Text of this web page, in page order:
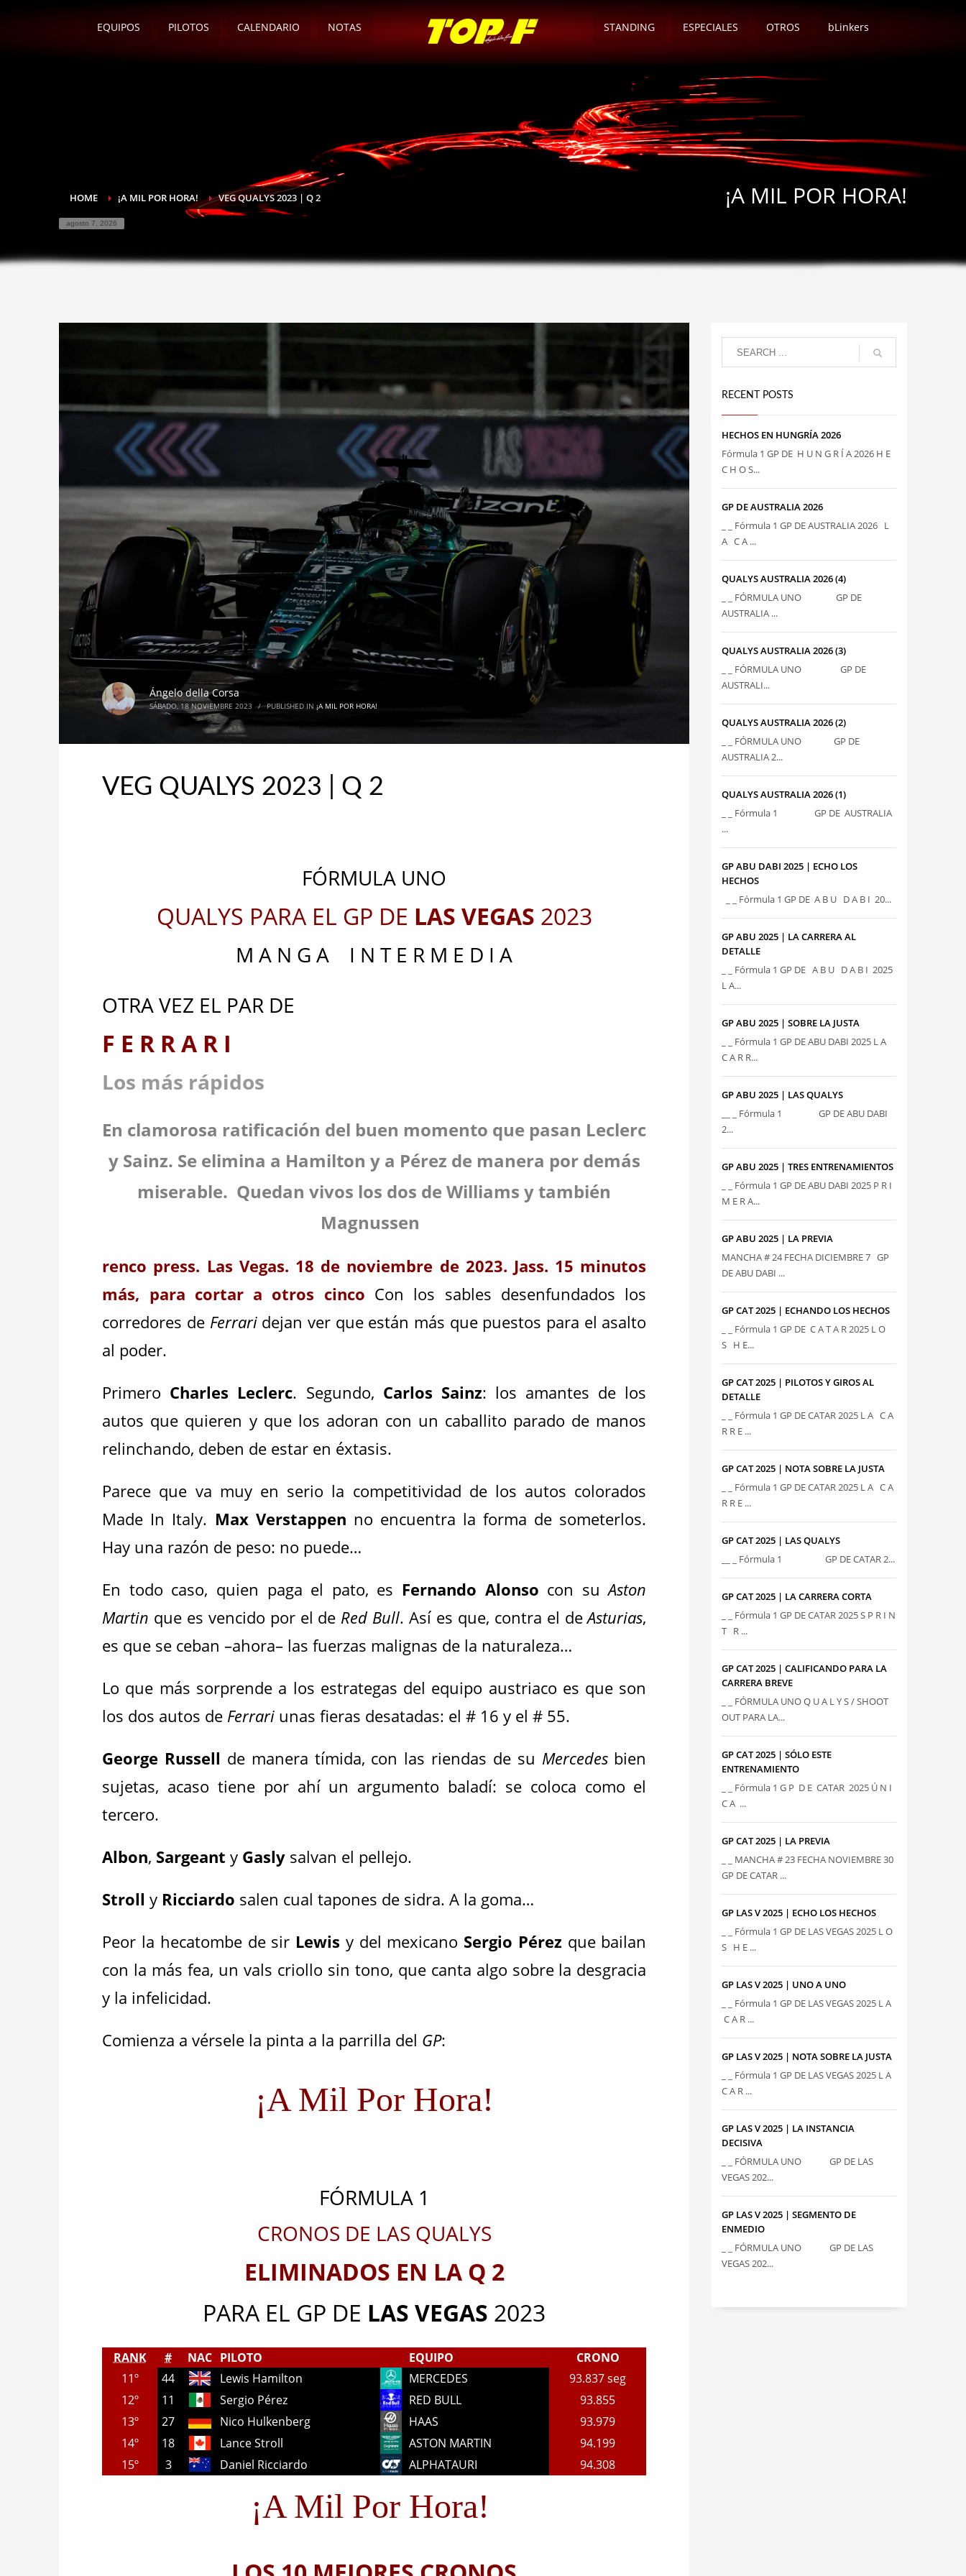
EQUIPOS PILOTOS CALENDARIO NOTAS STANDING ESPECIALES OTROS bLinkers
HOME ¡A MIL POR HORA! VEG QUALYS 2023 | Q 2
agosto 7, 2026
¡A MIL POR HORA!
Ángelo della Corsa
SÁBADO, 18 NOVIEMBRE 2023 / PUBLISHED IN¡A MIL POR HORA!
VEG QUALYS 2023 | Q 2
FÓRMULA UNO
QUALYS PARA EL GP DE LAS VEGAS 2023
M A N G A I N T E R M E D I A
OTRA VEZ EL PAR DE
F E R R A R I
Los más rápidos
En clamorosa ratificación del buen momento que pasan Leclerc
y Sainz. Se elimina a Hamilton y a Pérez de manera por demás
miserable. Quedan vivos los dos de Williams y también
Magnussen
renco press. Las Vegas. 18 de noviembre de 2023. Jass. 15 minutos
más, para cortar a otros cinco Con los sables desenfundados los
corredores de Ferraridejan ver que están más que puestos para el asalto
al poder.
Primero Charles Leclerc. Segundo, Carlos Sainz: los amantes de los
autos que quieren y que los adoran con un caballito parado de manos
relinchando, deben de estar en éxtasis.
Parece que va muy en serio la competitividad de los autos colorados
Made In Italy. Max Verstappen no encuentra la forma de someterlos.
Hay una razón de peso: no puede…
En todo caso, quien paga el pato, es Fernando Alonso con suAston
Martin que es vencido por el de Red Bull. Así es que, contra el deAsturias,
es que se ceban –ahora– las fuerzas malignas de la naturaleza…
Lo que más sorprende a los estrategas del equipo austriaco es que son
los dos autos de Ferrari unas fieras desatadas: el # 16 y el # 55.
George Russell de manera tímida, con las riendas de su Mercedes bien
sujetas, acaso tiene por ahí un argumento baladí: se coloca como el
tercero.
Albon, Sargeant y Gasly salvan el pellejo.
Stroll y Ricciardo salen cual tapones de sidra. A la goma…
Peor la hecatombe de sir Lewis y del mexicano Sergio Pérez que bailan
con la más fea, un vals criollo sin tono, que canta algo sobre la desgracia
y la infelicidad.
Comienza a vérsele la pinta a la parrilla del GP:
¡A Mil Por Hora!
FÓRMULA 1
CRONOS DE LAS QUALYS
ELIMINADOS EN LA Q 2
PARA EL GP DE LAS VEGAS 2023
RANK # NAC PILOTO EQUIPO
CRONO
11º
44 Lewis Hamilton MERCEDES
93.837 seg
12º
11 Sergio Pérez RED BULL
93.855
13º
27 Nico Hulkenberg HAAS
93.979
14º
18 Lance Stroll ASTON MARTIN
94.199
15º
3 Daniel Ricciardo ALPHATAURI 94.308
¡A Mil Por Hora!
RECENT POSTS
HECHOS EN HUNGRÍA 2026
Fórmula 1 GP DE H U N G R Í A 2026 H E
C H O S...
GP DE AUSTRALIA 2026
_ _ Fórmula 1 GP DE AUSTRALIA 2026 L
A C A ...
QUALYS AUSTRALIA 2026 (4)
_ _ FÓRMULA UNO GP DE
AUSTRALIA ...
QUALYS AUSTRALIA 2026 (3)
_ _ FÓRMULA UNO GP DE
AUSTRALI...
QUALYS AUSTRALIA 2026 (2)
_ _ FÓRMULA UNO GP DE
AUSTRALIA 2...
QUALYS AUSTRALIA 2026 (1)
_ _ Fórmula 1 GP DE AUSTRALIA
...
GP ABU DABI 2025 | ECHO LOS
HECHOS
_ _ Fórmula 1 GP DE A B U D A B I 20...
GP ABU 2025 | LA CARRERA AL
DETALLE
_ _ Fórmula 1 GP DE A B U D A B I 2025
L A...
GP ABU 2025 | SOBRE LA JUSTA
_ _ Fórmula 1 GP DE ABU DABI 2025 L A
C A R R...
GP ABU 2025 | LAS QUALYS
__ _ Fórmula 1 GP DE ABU DABI
2...
GP ABU 2025 | TRES ENTRENAMIENTOS
_ _ Fórmula 1 GP DE ABU DABI 2025 P R I
M E R A...
GP ABU 2025 | LA PREVIA
MANCHA # 24 FECHA DICIEMBRE 7 GP
DE ABU DABI ...
GP CAT 2025 | ECHANDO LOS HECHOS
_ _ Fórmula 1 GP DE C A T A R 2025 L O
S H E...
GP CAT 2025 | PILOTOS Y GIROS AL
DETALLE
_ _ Fórmula 1 GP DE CATAR 2025 L A C A
R R E ...
GP CAT 2025 | NOTA SOBRE LA JUSTA
_ _ Fórmula 1 GP DE CATAR 2025 L A C A
R R E ...
GP CAT 2025 | LAS QUALYS
__ _ Fórmula 1 GP DE CATAR 2...
GP CAT 2025 | LA CARRERA CORTA
_ _ Fórmula 1 GP DE CATAR 2025 S P R I N
T R ...
GP CAT 2025 | CALIFICANDO PARA LA
CARRERA BREVE
_ _ FÓRMULA UNO Q U A L Y S / SHOOT
OUT PARA LA...
GP CAT 2025 | SÓLO ESTE
ENTRENAMIENTO
_ _ Fórmula 1 G P D E CATAR 2025 Ú N I
C A ...
GP CAT 2025 | LA PREVIA
_ _ MANCHA # 23 FECHA NOVIEMBRE 30
GP DE CATAR ...
GP LAS V 2025 | ECHO LOS HECHOS
_ _ Fórmula 1 GP DE LAS VEGAS 2025 L O
S H E ...
GP LAS V 2025 | UNO A UNO
_ _ Fórmula 1 GP DE LAS VEGAS 2025 L A
C A R ...
GP LAS V 2025 | NOTA SOBRE LA JUSTA
_ _ Fórmula 1 GP DE LAS VEGAS 2025 L A
C A R ...
GP LAS V 2025 | LA INSTANCIA
DECISIVA
_ _ FÓRMULA UNO GP DE LAS
VEGAS 202...
GP LAS V 2025 | SEGMENTO DE
ENMEDIO
_ _ FÓRMULA UNO GP DE LAS
VEGAS 202...